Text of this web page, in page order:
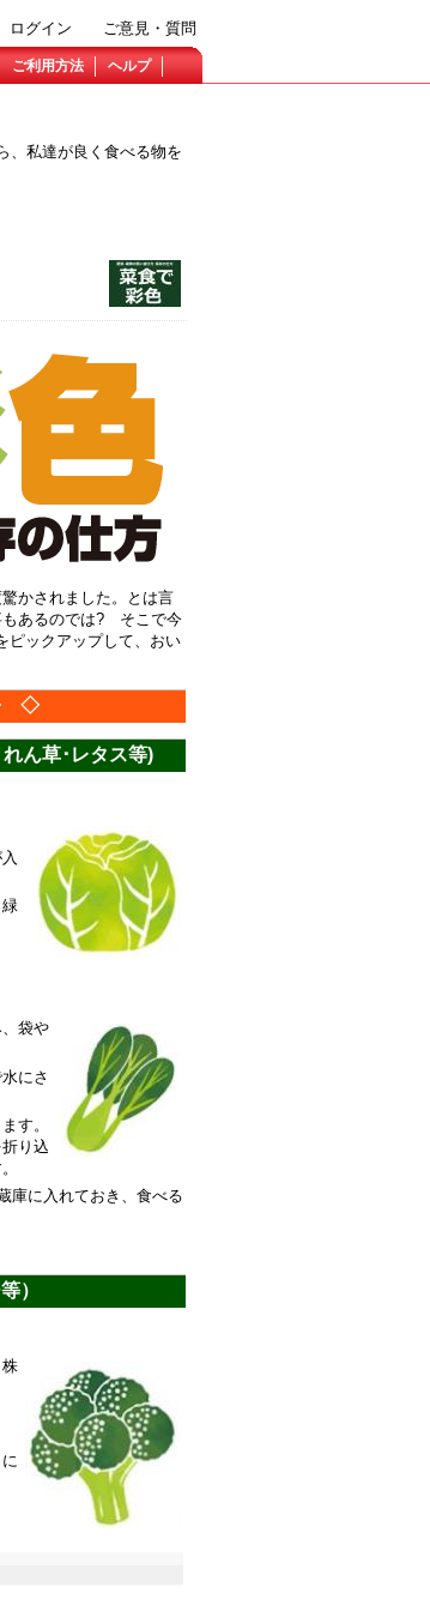
ご意見・質問
ログイン
ご利用方法 ヘルプ
、私達が良く食べる物を
かされました。とは言
もあるのでは? そこで今
ピックアップして、おい
◇
ん草･レタス等)
袋や
にさ
す。
り込
庫に入れておき、食べる
）